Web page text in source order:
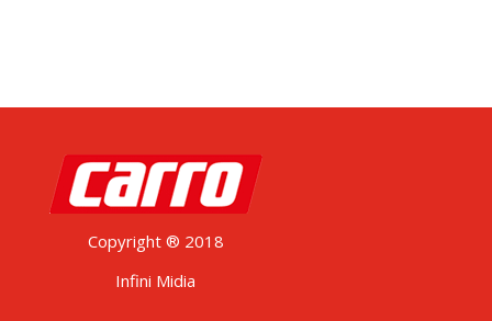
Copyright ® 2018
Infini Midia